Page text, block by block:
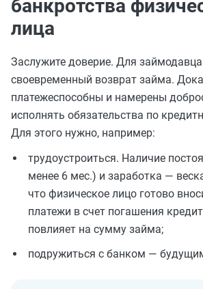
банкротства
лица
Заслужите доверие. Для
своевременный возврат займа.
платежеспособны и намерены
исполнять обязательства по
Для этого нужно, например:
трудоустроиться. Наличие
менее 6 мес.) и заработка —
что физическое лицо готово
платежи в счет погашения
повлияет на сумму займа;
подружиться с банком —